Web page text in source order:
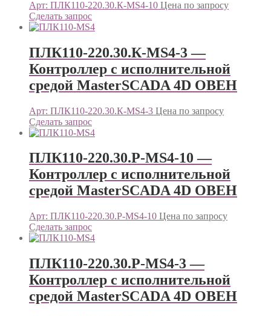
Арт: ПЛК110-220.30.К-МS4-10 Цена по запросу
Сделать запрос
ПЛК110-220.30.К-МS4-3 —
Контроллер c исполнительной
средой MasterSCADA 4D ОВЕН
Арт: ПЛК110-220.30.К-МS4-3 Цена по запросу
Сделать запрос
ПЛК110-220.30.Р-МS4-10 —
Контроллер c исполнительной
средой MasterSCADA 4D ОВЕН
Арт: ПЛК110-220.30.Р-МS4-10 Цена по запросу
Сделать запрос
ПЛК110-220.30.Р-МS4-3 —
Контроллер c исполнительной
средой MasterSCADA 4D ОВЕН